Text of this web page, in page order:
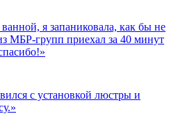
ванной, я запаниковала, как бы не
МБР-групп приехал за 40 минут
с установкой люстры и